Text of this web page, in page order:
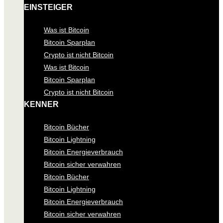
EINSTEIGER
Was ist Bitcoin
Bitcoin Sparplan
Crypto ist nicht Bitcoin
Was ist Bitcoin
Bitcoin Sparplan
Crypto ist nicht Bitcoin
KENNER
Bitcoin Bücher
Bitcoin Lightning
Bitcoin Energieverbrauch
Bitcoin sicher verwahren
Bitcoin Bücher
Bitcoin Lightning
Bitcoin Energieverbrauch
Bitcoin sicher verwahren